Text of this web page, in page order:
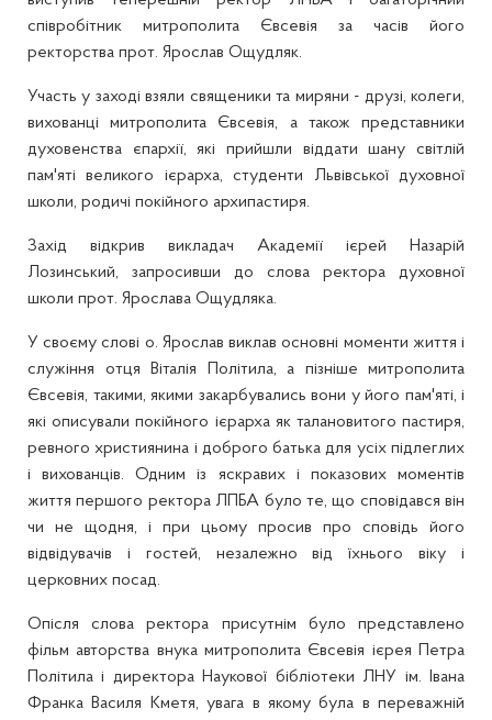
співробітник митрополита Євсевія за часів його
ректорства прот. Ярослав Ощудляк.
Участь у заході взяли священики та миряни - друзі, колеги,
вихованці митрополита Євсевія, а також представники
духовенства єпархії, які прийшли віддати шану світлій
пам'яті великого ієрарха, студенти Львівської духовної
школи, родичі покійного архипастиря.
Захід відкрив викладач Академії ієрей Назарій
Лозинський, запросивши до слова ректора духовної
школи прот. Ярослава Ощудляка.
У своєму слові о. Ярослав виклав основні моменти життя і
служіння отця Віталія Політила, а пізніше митрополита
Євсевія, такими, якими закарбувались вони у його пам'яті, і
які описували покійного ієрарха як талановитого пастиря,
ревного християнина і доброго батька для усіх підлеглих
і вихованців. Одним із яскравих і показових моментів
життя першого ректора ЛПБА було те, що сповідався він
чи не щодня, і при цьому просив про сповідь його
відвідувачів і гостей, незалежно від їхнього віку і
церковних посад.
Опісля слова ректора присутнім було представлено
фільм авторства внука митрополита Євсевія ієрея Петра
Політила і директора Наукової бібліотеки ЛНУ ім. Івана
Франка Василя Кметя, увага в якому була в переважній